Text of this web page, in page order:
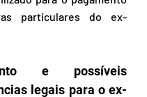
particulares do ex-
e possíveis
legais para o ex-